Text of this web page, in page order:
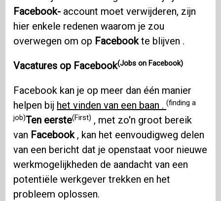
Facebook- account moet verwijderen, zijn
hier enkele redenen waarom je zou
overwegen om op Facebookte blijven .
Vacatures op Facebook(Jobs on Facebook)
Facebook kan je op meer dan één manier
helpen bij het vinden van een baan .(finding a
job)Ten eerste(First) , met zo'n groot bereik
van Facebook, kan het eenvoudigweg delen
van een bericht dat je openstaat voor nieuwe
werkmogelijkheden de aandacht van een
potentiële werkgever trekken en het
probleem oplossen.